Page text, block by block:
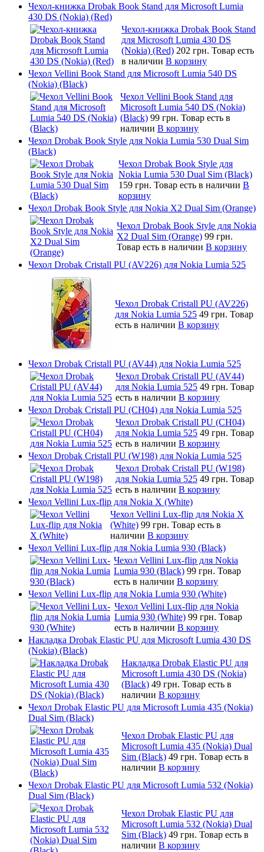
Чехол-книжка Drobak Book Stand для Microsoft Lumia
430 DS (Nokia) (Red)
Чехол-книжка Drobak Book Stand
для Microsoft Lumia 430 DS
(Nokia) (Red) 202 грн. Товар есть
в наличии В корзину
Чехол Vellini Book Stand для Microsoft Lumia 540 DS
(Nokia) (Black)
Чехол Vellini Book Stand для
Microsoft Lumia 540 DS (Nokia)
(Black) 99 грн. Товар есть в
наличии В корзину
Чехол Drobak Book Style для Nokia Lumia 530 Dual Sim
(Black)
Чехол Drobak Book Style для
Nokia Lumia 530 Dual Sim (Black)
159 грн. Товар есть в наличии В
корзину
Чехол Drobak Book Style для Nokia X2 Dual Sim (Orange)
Чехол Drobak Book Style для Nokia
X2 Dual Sim (Orange) 99 грн.
Товар есть в наличии В корзину
Чехол Drobak Cristall PU (AV226) для Nokia Lumia 525
Чехол Drobak Cristall PU (AV226)
для Nokia Lumia 525 49 грн. Товар
есть в наличии В корзину
Чехол Drobak Cristall PU (AV44) для Nokia Lumia 525
Чехол Drobak Cristall PU (AV44)
для Nokia Lumia 525 49 грн. Товар
есть в наличии В корзину
Чехол Drobak Cristall PU (CH04) для Nokia Lumia 525
Чехол Drobak Cristall PU (CH04)
для Nokia Lumia 525 49 грн. Товар
есть в наличии В корзину
Чехол Drobak Cristall PU (W198) для Nokia Lumia 525
Чехол Drobak Cristall PU (W198)
для Nokia Lumia 525 49 грн. Товар
есть в наличии В корзину
Чехол Vellini Lux-flip для Nokia X (White)
Чехол Vellini Lux-flip для Nokia X
(White) 99 грн. Товар есть в
наличии В корзину
Чехол Vellini Lux-flip для Nokia Lumia 930 (Black)
Чехол Vellini Lux-flip для Nokia
Lumia 930 (Black) 99 грн. Товар
есть в наличии В корзину
Чехол Vellini Lux-flip для Nokia Lumia 930 (White)
Чехол Vellini Lux-flip для Nokia
Lumia 930 (White) 99 грн. Товар
есть в наличии В корзину
Накладка Drobak Elastic PU для Microsoft Lumia 430 DS
(Nokia) (Black)
Накладка Drobak Elastic PU для
Microsoft Lumia 430 DS (Nokia)
(Black) 49 грн. Товар есть в
наличии В корзину
Чехол Drobak Elastic PU для Microsoft Lumia 435 (Nokia)
Dual Sim (Black)
Чехол Drobak Elastic PU для
Microsoft Lumia 435 (Nokia) Dual
Sim (Black) 49 грн. Товар есть в
наличии В корзину
Чехол Drobak Elastic PU для Microsoft Lumia 532 (Nokia)
Dual Sim (Black)
Чехол Drobak Elastic PU для
Microsoft Lumia 532 (Nokia) Dual
Sim (Black) 49 грн. Товар есть в
наличии В корзину